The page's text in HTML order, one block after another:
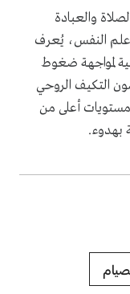
والعبادة
علم النفس، يُعرف
لمواجهة ضغوط
التكيف الروحي
أعلى من
بهدوء.